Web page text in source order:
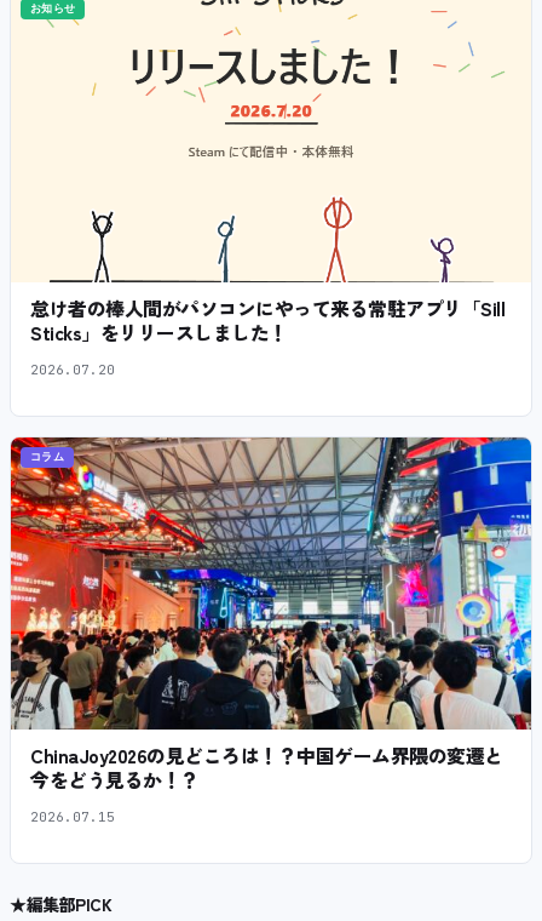
お知らせ
怠け者の棒人間がパソコンにやって来る常駐アプリ「Sill
Sticks」をリリースしました！
2026.07.20
コラム
ChinaJoy2026の見どころは！？中国ゲーム界隈の変遷と
今をどう見るか！？
2026.07.15
★編集部PICK